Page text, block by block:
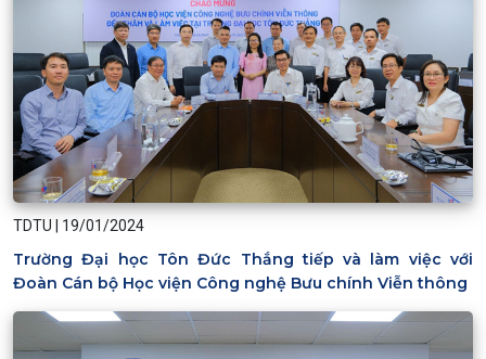
TDTU 19/01/2024
Trường Đại học Tôn Đức Thắng tiếp và làm việc với
Đoàn Cán bộ Học viện Công nghệ Bưu chính Viễn thông